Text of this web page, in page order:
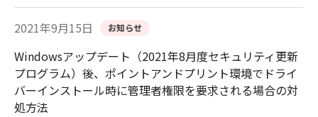
2021年9月15日 お知らせ
Windowsアップデート（2021年8月度セキュリティ更新
プログラム）後、ポイントアンドプリント環境でドライ
バーインストール時に管理者権限を要求される場合の対
処方法